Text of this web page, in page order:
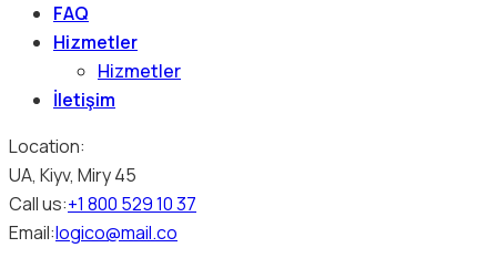
FAQ
Hizmetler
Hizmetler
İletişim
Location:
UA, Kiyv, Miry 45
Call us:+1 800 529 10 37
Email:logico@mail.co